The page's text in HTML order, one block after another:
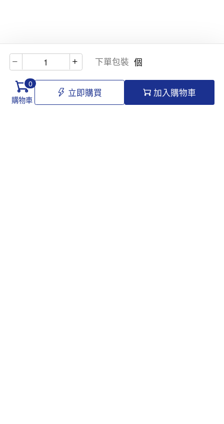
下單包裝 個
0
購物車
立即購買 加入購物車